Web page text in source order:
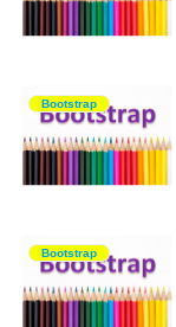
Bootstrap
Bootstrap